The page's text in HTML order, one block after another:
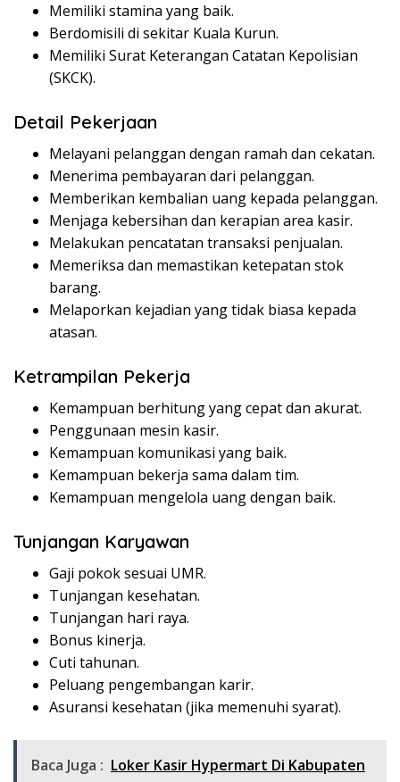
Memiliki stamina yang baik.
Berdomisili di sekitar Kuala Kurun.
Memiliki Surat Keterangan Catatan Kepolisian
(SKCK).
Detail Pekerjaan
Melayani pelanggan dengan ramah dan cekatan.
Menerima pembayaran dari pelanggan.
Memberikan kembalian uang kepada pelanggan.
Menjaga kebersihan dan kerapian area kasir.
Melakukan pencatatan transaksi penjualan.
Memeriksa dan memastikan ketepatan stok
barang.
Melaporkan kejadian yang tidak biasa kepada
atasan.
Ketrampilan Pekerja
Kemampuan berhitung yang cepat dan akurat.
Penggunaan mesin kasir.
Kemampuan komunikasi yang baik.
Kemampuan bekerja sama dalam tim.
Kemampuan mengelola uang dengan baik.
Tunjangan Karyawan
Gaji pokok sesuai UMR.
Tunjangan kesehatan.
Tunjangan hari raya.
Bonus kinerja.
Cuti tahunan.
Peluang pengembangan karir.
Asuransi kesehatan (jika memenuhi syarat).
Baca Juga : Loker Kasir Hypermart Di Kabupaten